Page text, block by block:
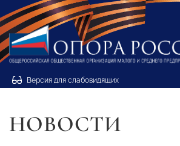
Версия для слабовидящих
НОВОСТИ